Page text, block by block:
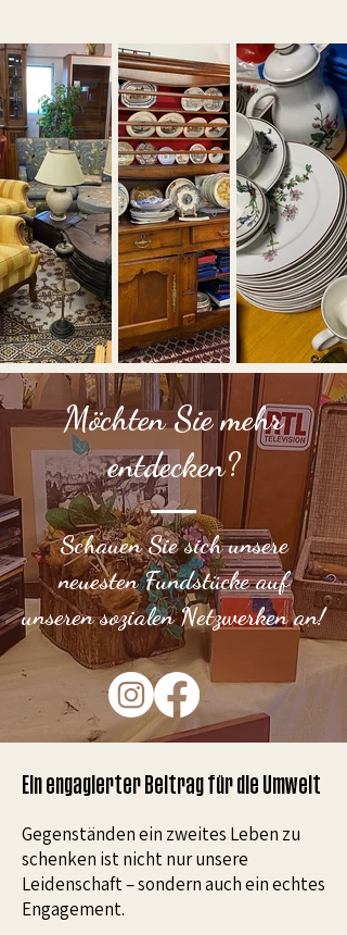
Möchten Sie mehr
entdecken?
Schauen Sie sich unsere
neuesten Fundstücke auf
unseren sozialen Netzwerken an!
Ein engagierter Beitrag für die Umwelt
Gegenständen ein zweites Leben zu
schenken ist nicht nur unsere
Leidenschaft – sondern auch ein echtes
Engagement.